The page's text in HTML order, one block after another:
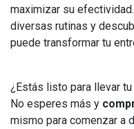
maximizar su
diversas rutinas y
puede transformar tu
¿Estás listo para llevar
No esperes más y
mismo para comenzar a